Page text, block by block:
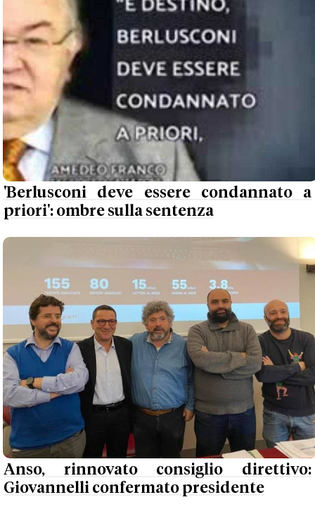
'Berlusconi deve essere condannato a
priori': ombre sulla sentenza
Anso, rinnovato consiglio direttivo:
Giovannelli confermato presidente